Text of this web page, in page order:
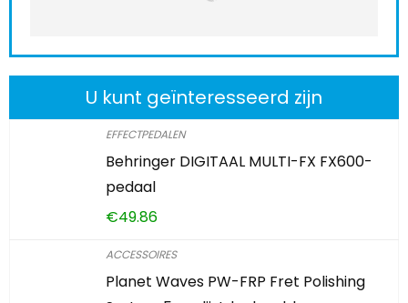
U kunt geïnteresseerd zijn
EFFECTPEDALEN
Behringer DIGITAAL MULTI-FX FX600-
pedaal
€49.86
ACCESSOIRES
Planet Waves PW-FRP Fret Polishing